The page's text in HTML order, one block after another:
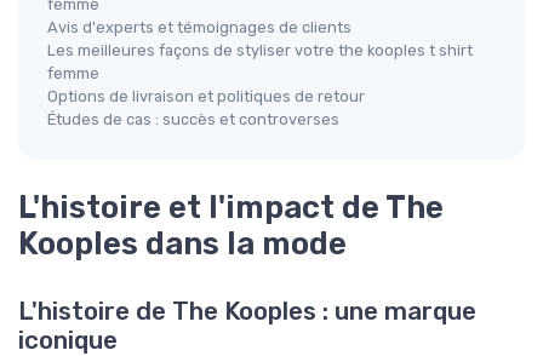
femme
Avis d'experts et témoignages de clients
Les meilleures façons de styliser votre the kooples t shirt
femme
Options de livraison et politiques de retour
Études de cas : succès et controverses
L'histoire et l'impact de The
Kooples dans la mode
L'histoire de The Kooples : une marque
iconique